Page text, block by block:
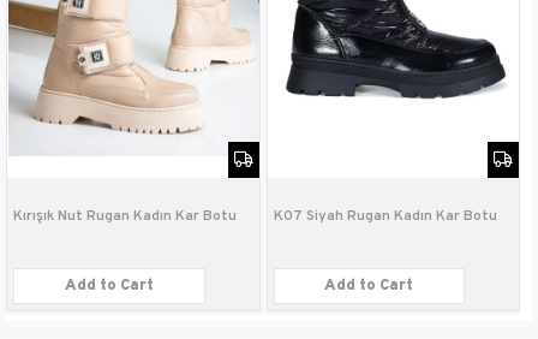
Malzemesi
Taban
Malzemesi
Topuk Boyu 5 cm
Kırışık Nut Rugan Kadın Kar Botu
Add to Cart
K07 Siyah Rugan Kadın Kar Botu
Add to Cart